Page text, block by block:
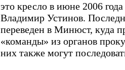
это кресло в июне 2006
Владимир Устинов.
переведен в Минюст, куда
«команды» из органов
них также могут